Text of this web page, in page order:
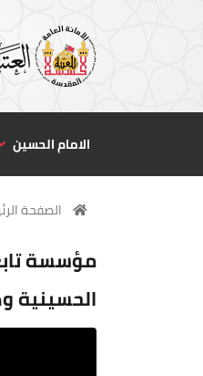
الامام الحسين
الصفحة
مؤسسة
الحسينية